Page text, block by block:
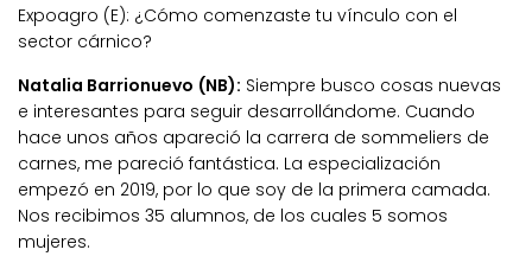
Expoagro (E): ¿Cómo comenzaste tu vínculo con el
sector cárnico?
Natalia Barrionuevo (NB): Siempre busco cosas nuevas
e interesantes para seguir desarrollándome. Cuando
hace unos años apareció la carrera de sommeliers de
carnes, me pareció fantástica. La especialización
empezó en 2019, por lo que soy de la primera camada.
Nos recibimos 35 alumnos, de los cuales 5 somos
mujeres.